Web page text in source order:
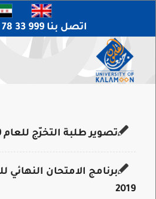
اتصل بنا 999 33 78 (11) 963 +
تصوير طلبة التخرّج للعام 2019
2019